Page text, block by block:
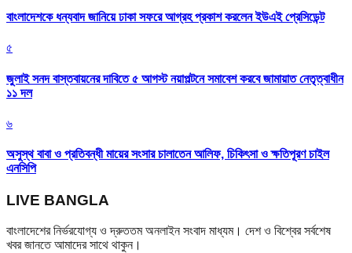
বাংলাদেশকে ধন্যবাদ জানিয়ে ঢাকা সফরে আগ্রহ প্রকাশ করলেন ইউএই প্রেসিডেন্ট
৫
জুলাই সনদ বাস্তবায়নের দাবিতে ৫ আগস্ট নয়াপল্টনে সমাবেশ করবে জামায়াত নেতৃত্বাধীন
১১ দল
৬
অসুস্থ বাবা ও প্রতিবন্ধী মায়ের সংসার চালাতেন আলিফ, চিকিৎসা ও ক্ষতিপূরণ চাইল
এনসিপি
LIVE BANGLA
বাংলাদেশের নির্ভরযোগ্য ও দ্রুততম অনলাইন সংবাদ মাধ্যম। দেশ ও বিশ্বের সর্বশেষ
খবর জানতে আমাদের সাথে থাকুন।